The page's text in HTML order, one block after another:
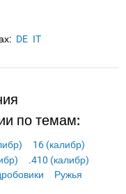
DE IT
по темам:
16 (калибр)
.410 (калибр)
Ружья